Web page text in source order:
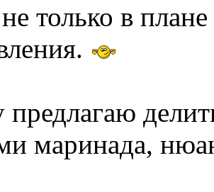
только в
маринада,